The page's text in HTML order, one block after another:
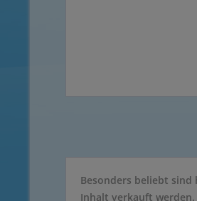
Besonders beliebt sind
Inhalt verkauft werden.